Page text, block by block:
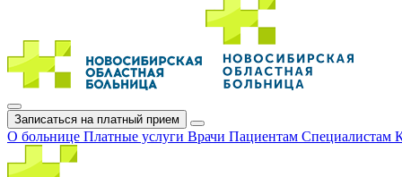
Записаться на платный прием
О больнице Платные услуги Врачи Пациентам Специалистам